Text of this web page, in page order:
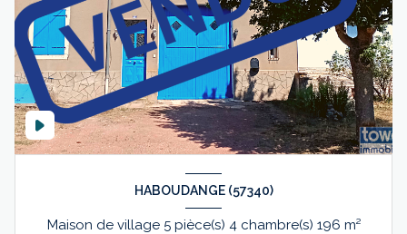
HABOUDANGE (57340)
Maison de village 5 pièce(s) 4 chambre(s) 196 m²